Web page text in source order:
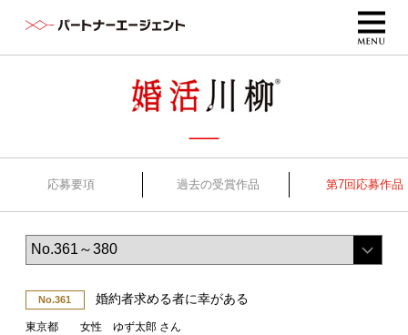
応募要項 過去の受賞作品 第7回応募作品
No.361 婚約者求める者に幸がある
東京都 女性 ゆず太郎 さん